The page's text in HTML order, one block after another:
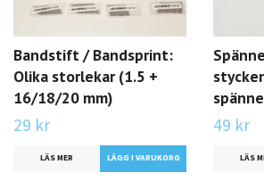
Bandstift / Bandsprint:
Olika storlekar (1.5 +
16/18/20 mm)
29 kr
LÄS MER LÄGG I VARUKORG
49 kr
LÄS